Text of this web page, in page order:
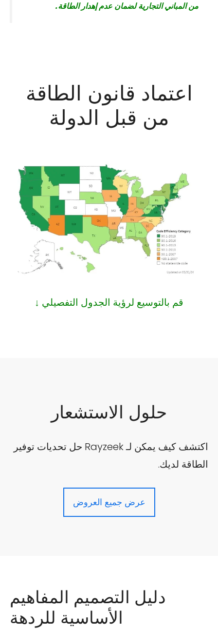
من المباني التجارية لضمان عدم إهدار الطاقة.
اعتماد قانون الطاقة
من قبل الدولة
قم بالتوسيع لرؤية الجدول التفصيلي ↓
حلول الاستشعار
اكتشف كيف يمكن لـ Rayzeek حل تحديات توفير
الطاقة لديك.
عرض جميع العروض
دليل التصميم المفاهيم
الأساسية للردهة